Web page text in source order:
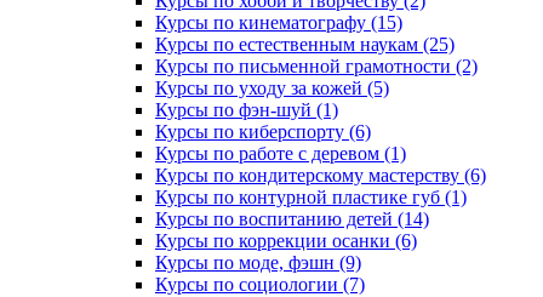
Курсы по кинематографу (15)
Курсы по естественным наукам (25)
Курсы по письменной грамотности (2)
Курсы по уходу за кожей (5)
Курсы по фэн-шуй (1)
Курсы по киберспорту (6)
Курсы по работе с деревом (1)
Курсы по кондитерскому мастерству (6)
Курсы по контурной пластике губ (1)
Курсы по воспитанию детей (14)
Курсы по коррекции осанки (6)
Курсы по моде, фэшн (9)
Курсы по социологии (7)